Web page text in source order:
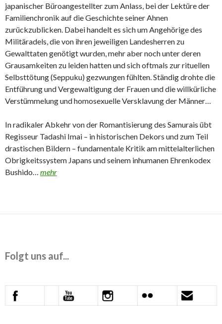
japanischer Büroangestellter zum Anlass, bei der Lektüre der
Familienchronik auf die Geschichte seiner Ahnen
zurückzublicken. Dabei handelt es sich um Angehörige des
Militäradels, die von ihren jeweiligen Landesherren zu
Gewalttaten genötigt wurden, mehr aber noch unter deren
Grausamkeiten zu leiden hatten und sich oftmals zur rituellen
Selbsttötung (Seppuku) gezwungen fühlten. Ständig drohte die
Entführung und Vergewaltigung der Frauen und die willkürliche
Verstümmelung und homosexuelle Versklavung der Männer…
In radikaler Abkehr von der Romantisierung des Samurais übt
Regisseur Tadashi Imai – in historischen Dekors und zum Teil
drastischen Bildern – fundamentale Kritik am mittelalterlichen
Obrigkeitssystem Japans und seinem inhumanen Ehrenkodex
Bushido… mehr
Folgt uns auf...